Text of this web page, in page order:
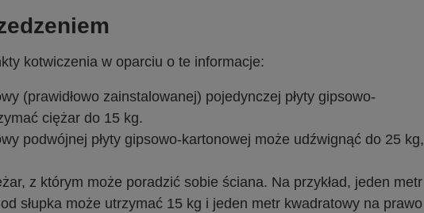
kotwiczenia w oparciu o te informacje:
(prawidłowo zainstalowanej) pojedynczej płyty gipsowo-
ciężar do 15 kg.
podwójnej płyty gipsowo-kartonowej może udźwignąć do 25 kg,
z którym może poradzić sobie ściana. Na przykład, jeden metr
słupka może utrzymać 15 kg i jeden metr kwadratowy na prawo